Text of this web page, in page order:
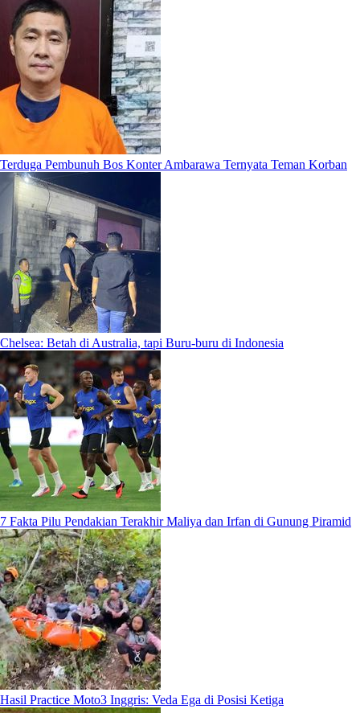
Terduga Pembunuh Bos Konter Ambarawa Ternyata Teman Korban
Chelsea: Betah di Australia, tapi Buru-buru di Indonesia
7 Fakta Pilu Pendakian Terakhir Maliya dan Irfan di Gunung Piramid
Hasil Practice Moto3 Inggris: Veda Ega di Posisi Ketiga